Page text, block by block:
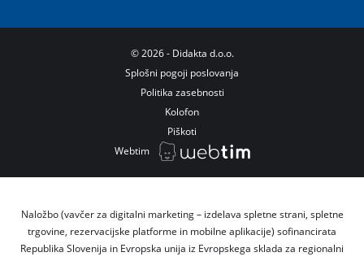
© 2026 - Didakta d.o.o.
Splošni pogoji poslovanja
Politika zasebnosti
Kolofon
Piškoti
Webtim
Naložbo (vavčer za digitalni marketing – izdelava spletne strani, spletne
trgovine, rezervacijske platforme in mobilne aplikacije) sofinancirata
Republika Slovenija in Evropska unija iz Evropskega sklada za regionalni